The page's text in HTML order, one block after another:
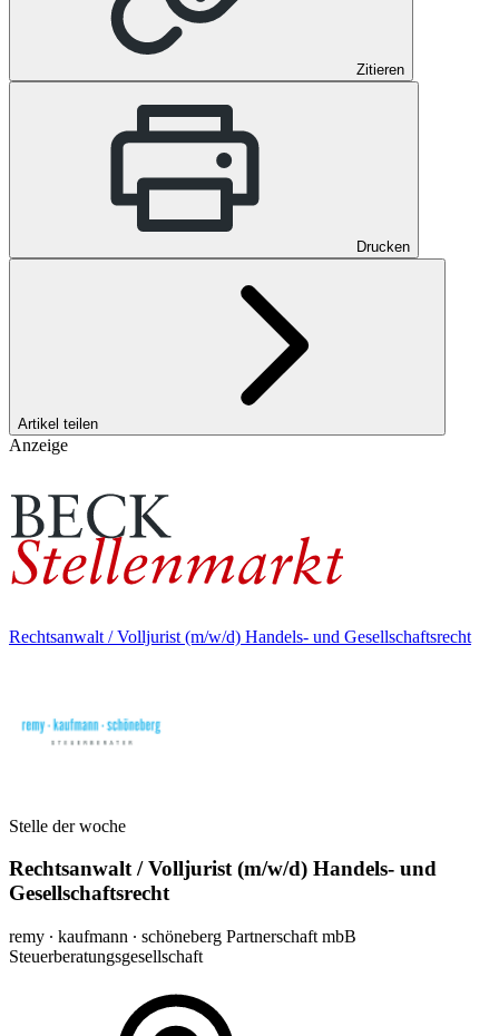
Zitieren
Drucken
Artikel teilen
Anzeige
Rechtsanwalt / Volljurist (m/w/d) Handels- und Gesellschaftsrecht
Stelle der woche
Rechtsanwalt / Volljurist (m/w/d) Handels- und
Gesellschaftsrecht
remy ∙ kaufmann ∙ schöneberg Partnerschaft mbB
Steuerberatungsgesellschaft